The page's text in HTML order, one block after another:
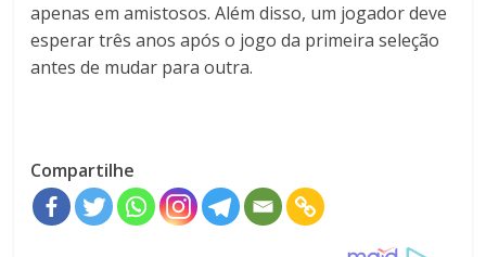
apenas em amistosos. Além disso, um jogador deve
esperar três anos após o jogo da primeira seleção
antes de mudar para outra.
Compartilhe